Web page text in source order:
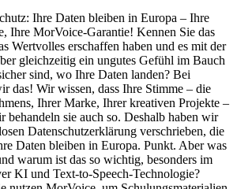
Ihre Daten bleiben in Europa – Ihre
Ihre MorVoice-Garantie! Kennen Sie das
Wertvolles erschaffen haben und es mit der
gleichzeitig ein ungutes Gefühl im Bauch
sind, wo Ihre Daten landen? Bei
das! Wir wissen, dass Ihre Stimme – die
Ihrer Marke, Ihrer kreativen Projekte –
sie auch so. Deshalb haben wir
Datenschutzerklärung verschrieben, die
Daten bleiben in Europa. Punkt. Aber was
warum ist das so wichtig, besonders im
KI und Text-to-Speech-Technologie?